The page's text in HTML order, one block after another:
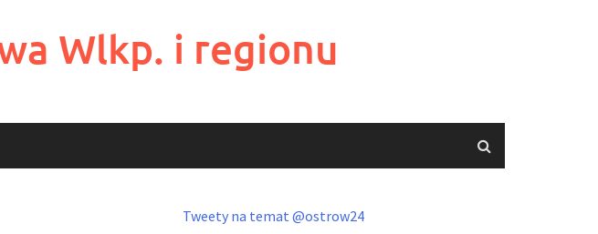
Wlkp. i regionu
Tweety na temat @ostrow24